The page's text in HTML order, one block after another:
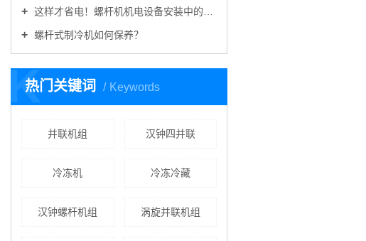
这样才省电！螺杆机机电设备安装中的门道，你不可不知
螺杆式制冷机如何保养？
热门关键词 Keywords
K
并联机组 汉钟四并联
冷冻机 冷冻冷藏
汉钟螺杆机组 涡旋并联机组